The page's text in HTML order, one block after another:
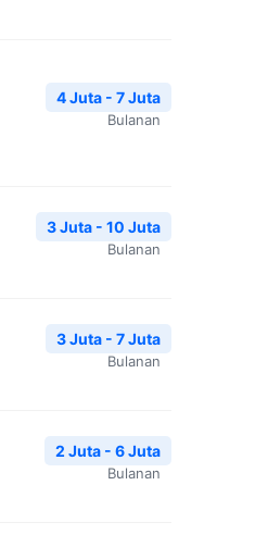
4 Juta - 7 Juta
Bulanan
3 Juta - 10 Juta
Bulanan
3 Juta - 7 Juta
Bulanan
2 Juta - 6 Juta
Bulanan